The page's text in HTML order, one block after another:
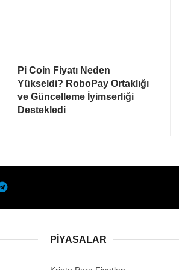
Pi Coin Fiyatı Neden
Yükseldi? RoboPay Ortaklığı
ve Güncelleme İyimserliği
Destekledi
PIYASALAR